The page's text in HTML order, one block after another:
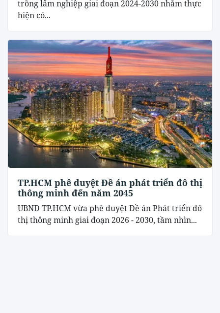
trồng lâm nghiệp giai đoạn 2024-2030 nhằm thực
hiện có...
TP.HCM phê duyệt Đề án phát triển đô thị
thông minh đến năm 2045
UBND TP.HCM vừa phê duyệt Đề án Phát triển đô
thị thông minh giai đoạn 2026 - 2030, tầm nhìn...